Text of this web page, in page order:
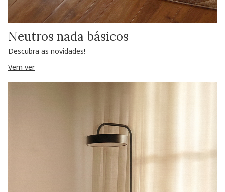
Neutros nada básicos
Descubra as novidades!
Vem ver